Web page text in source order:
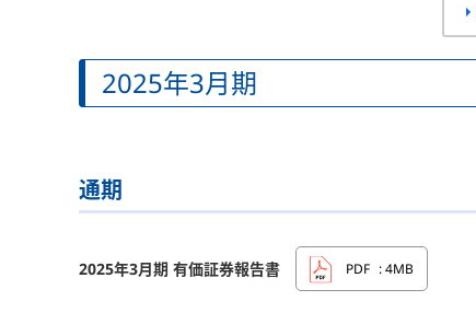
2025年3月期
通期
2025年3月期 有価証券報告書 PDF : 4MB